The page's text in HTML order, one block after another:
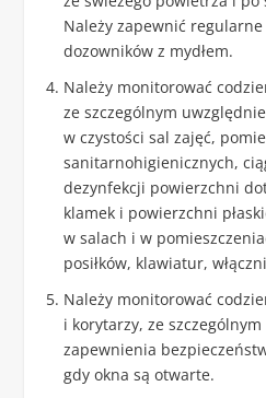
Należy zapewnić
dozowników z mydłem.
Należy monitorować
ze szczególnym
w czystości sal zajęć,
sanitarnohigienicznych,
dezynfekcji powierzchni
klamek i powierzchni
w salach i w
posiłków, klawiatur,
Należy monitorować
i korytarzy, ze
zapewnienia
gdy okna są otwarte.